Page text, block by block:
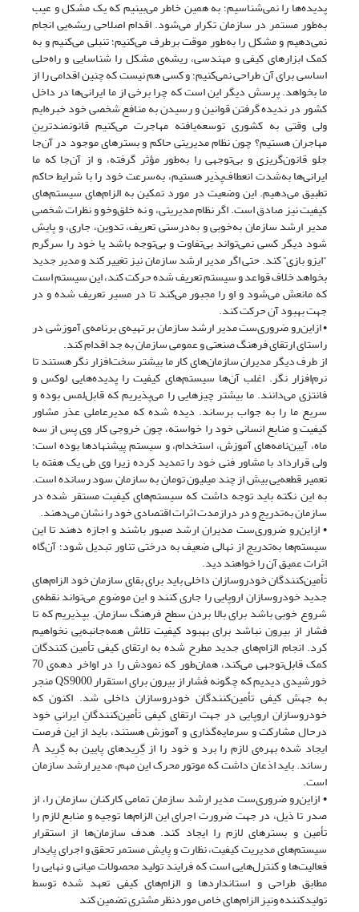
پدیده‌ها را نمی‌شناسیم؛ به همین خاطر می‌بینیم که یک مشکل و عیب
به‌طور مستمر در سازمان تکرار می‌شود. اقدام اصلاحی ریشه‌یی انجام
نمی‌دهیم و مشکل را به‌طور موقت برطرف می‌کنیم؛ تنبلی می‌کنیم و به
کمک ابزارهای کیفی و مهندسی، ریشه‌ی مشکل را شناسایی و راه‌حلی
اساسی برای آن طراحی نمی‌کنیم؛ و کسی هم نیست که چنین اقدامی را از
ما بخواهد. پرسش دیگر این است که چرا برخی از ما ایرانی‌ها در داخل
کشور در ندیده گرفتن قوانین و رسیدن به منافع شخصی خود خبره‌ایم
ولی وقتی به کشوری توسعه‌یافته مهاجرت می‌کنیم قانونمندترینِ
مهاجران هستیم؟ چون نظام مدیریتی حاکم و بسترهای موجود در آن‌جا
جلو قانون‌گریزی و بی‌توجهی را به‌طور مؤثر گرفته، و از آن‌جا که ما
ایرانی‌ها به‌شدت انعطاف‌پذیر هستیم، به‌سرعت خود را با شرایط حاکم
تطبیق می‌دهیم. این وضعیت در مورد تمکین به الزام‌های سیستم‌های
کیفیت نیز صادق است. اگر نظام مدیریتی، و نه خلق‌وخو و نظرات شخصی
مدیر ارشد سازمان به‌خوبی و به‌درستی تعریف، تدوین، جاری، و پایش
شود دیگر کسی نمی‌تواند بی‌تفاوت و بی‌توجه باشد یا خود را سرگرم
“ایزو بازی” کند. حتی اگر مدیر ارشد سازمان نیز تغییر کند و مدیر جدید
بخواهد خلاف قواعد و سیستم تعریف شده حرکت کند، این سیستم است
که مانعش می‌شود و او را مجبور می‌کند تا در مسیر تعریف شده و در
جهت بهبود آن حرکت کند.
• ازاین‌رو ضروری‌ست مدیر ارشد سازمان بر تهیه‌ی برنامه‌ی آموزشی در
راستای ارتقای فرهنگ صنعتی و عمومی سازمان به جد اقدام کند.
از طرف دیگر مدیران سازمان‌های کار ما بیشتر سخت‌افزار نگر هستند تا
نرم‌افزار نگر. اغلب آن‌ها سیستم‌های کیفیت را پدیده‌هایی لوکس و
فانتزی می‌دانند. ما بیشتر چیزهایی را می‌پذیریم که قابل‌لمس بوده و
سریع ما را به جواب برساند. دیده شده که مدیرعاملی عذر مشاور
کیفیت و منابع انسانی خود را خواسته، چون خروجی کار وی پس از سه
ماه، آیین‌نامه‌های آموزش، استخدام، و سیستم پیشنهادها بوده است؛
ولی قرارداد با مشاور فنی خود را تمدید کرده زیرا وی طی یک هفته با
تعمیر قطعه‌یی بیش از چند میلیون تومان به سازمان سود رسانده است.
به این نکته باید توجه داشت که سیستم‌های کیفیت مستقر شده در
سازمان به‌تدریج و در درازمدت اثرات اقتصادی خود را نشان می‌دهند.
• ازاین‌رو ضروری‌ست مدیران ارشد صبور باشند و اجازه دهند تا این
سیستم‌ها به‌تدریج از نهالی ضعیف به درختی تناور تبدیل شود؛ آن‌گاه
اثرات عمیق آن را خواهند دید.
تأمین‌کنندگان خودروسازان داخلی باید برای بقای سازمان خود الزام‌های
جدید خودروسازان اروپایی را جاری کنند و این موضوع می‌تواند نقطه‌ی
شروع خوبی باشد برای بالا بردن سطح فرهنگ سازمان. بپذیریم که تا
فشار از بیرون نباشد برای بهبود کیفیت تلاش همه‌جانبه‌یی نخواهیم
کرد. انجام الزام‌های جدید مطرح شده به ارتقای کیفی تأمین کنندگان
کمک قابل‌توجهی می‌کند، همان‌طور که نمودش را در اواخر دهه‌ی 70
خورشیدی دیدیم که چگونه فشار از بیرون برای استقرار QS9000 منجر
به جهش کیفی تأمین‌کنندگان خودروسازان داخلی شد. اکنون که
خودروسازان اروپایی در جهت ارتقای کیفی تأمین‌کنندگانِ ایرانیِ خود
درحال مشارکت و سرمایه‌گذاری و آموزش هستند، باید از این فرصت
ایجاد شده بهره‌ی لازم را برد و خود را از گِرِیدهای پایین به گِرِید A
رساند. باید اذعان داشت که موتور محرک این مهم، مدیر ارشد سازمان
است.
• ازاین‌رو ضروری‌ست مدیر ارشد سازمان تمامی کارکنان سازمان را، از
صدر تا ذیل، در جهت ضرورت اجرای این الزام‌ها توجیه و منابع لازم را
تأمین و بسترهای لازم را ایجاد کند. هدف سازمان‌ها از استقرار
سیستم‌های مدیریت کیفیت، نظارت و پایش مستمر تحقق و اجرای پایدار
فعالیت‌ها و کنترل‌هایی است که فرایند تولید محصولات میانی و نهایی را
مطابق طراحی و استانداردها و الزام‌های کیفی تعهد شده توسط
تولیدکننده ونیز الزام‌های خاص موردنظر مشتری تضمین کند